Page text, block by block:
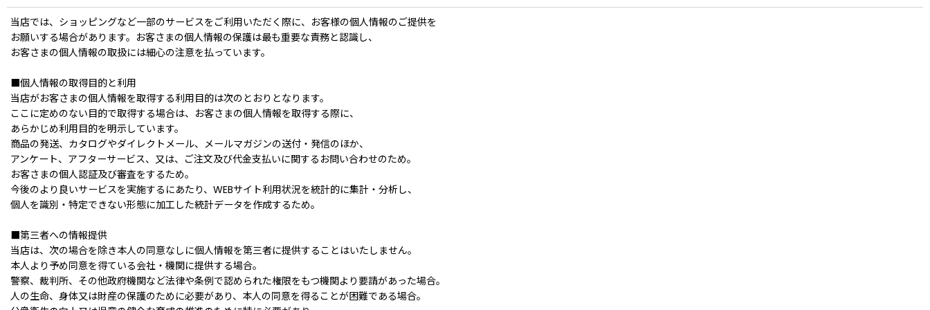
当店では、ショッピングなど一部のサービスをご利用いただく際に、お客様の個人情報のご提供を
お願いする場合があります。お客さまの個人情報の保護は最も重要な責務と認識し、
お客さまの個人情報の取扱には細心の注意を払っています。
■個人情報の取得目的と利用
当店がお客さまの個人情報を取得する利用目的は次のとおりとなります。
ここに定めのない目的で取得する場合は、お客さまの個人情報を取得する際に、
あらかじめ利用目的を明示しています。
商品の発送、カタログやダイレクトメール、メールマガジンの送付・発信のほか、
アンケート、アフターサービス、又は、ご注文及び代金支払いに関するお問い合わせのため。
お客さまの個人認証及び審査をするため。
今後のより良いサービスを実施するにあたり、WEBサイト利用状況を統計的に集計・分析し、
個人を識別・特定できない形態に加工した統計データを作成するため。
■第三者への情報提供
当店は、次の場合を除き本人の同意なしに個人情報を第三者に提供することはいたしません。
本人より予め同意を得ている会社・機関に提供する場合。
警察、裁判所、その他政府機関など法律や条例で認められた権限をもつ機関より要請があった場合。
人の生命、身体又は財産の保護のために必要があり、本人の同意を得ることが困難である場合。